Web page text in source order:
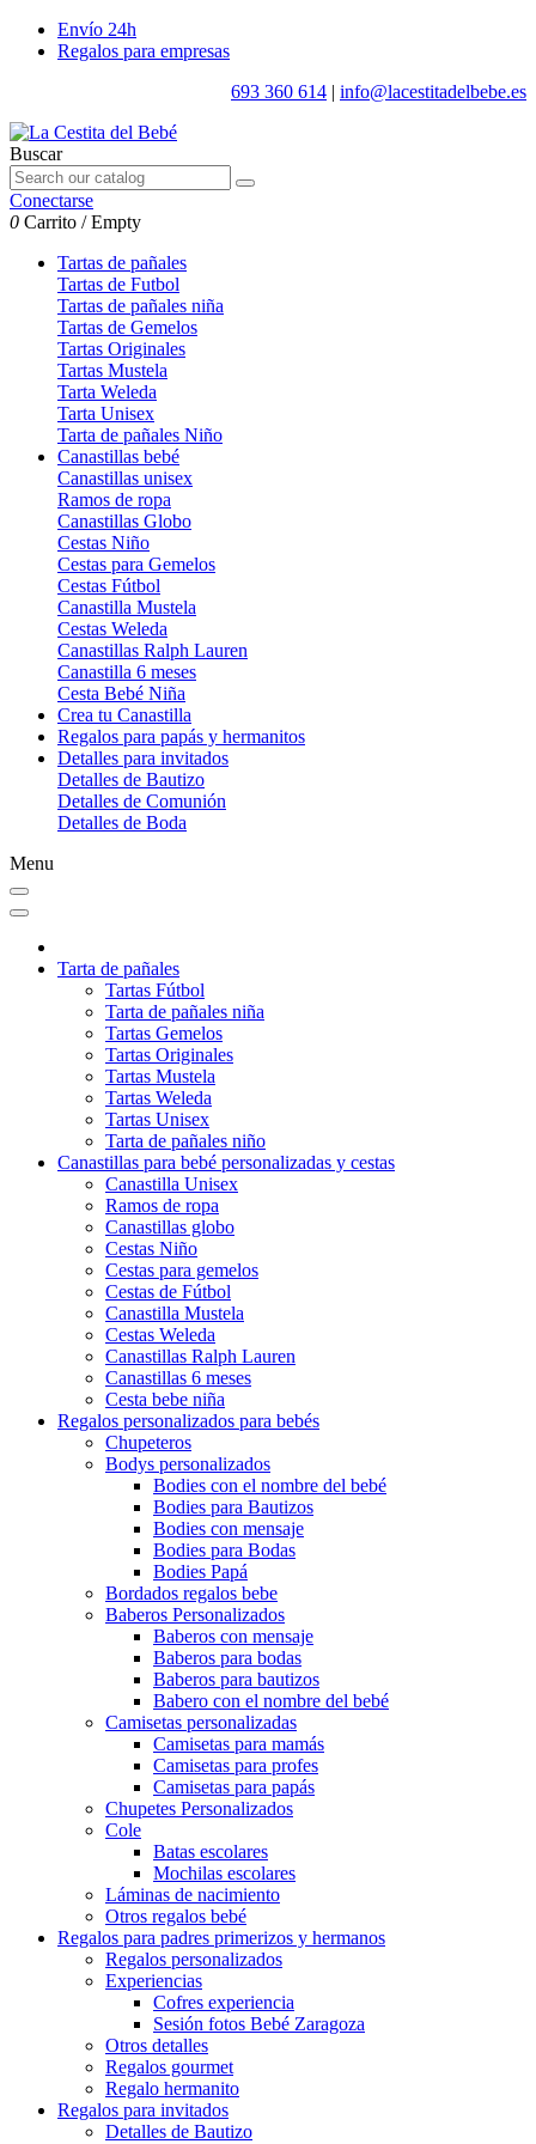
Envío 24h
Regalos para empresas
693 360 614 | info@lacestitadelbebe.es
Buscar
Conectarse
0 Carrito /Empty
Tartas de pañales
Tartas de Futbol
Tartas de pañales niña
Tartas de Gemelos
Tartas Originales
Tartas Mustela
Tarta Weleda
Tarta Unisex
Tarta de pañales Niño
Canastillas bebé
Canastillas unisex
Ramos de ropa
Canastillas Globo
Cestas Niño
Cestas para Gemelos
Cestas Fútbol
Canastilla Mustela
Cestas Weleda
Canastillas Ralph Lauren
Canastilla 6 meses
Cesta Bebé Niña
Crea tu Canastilla
Regalos para papás y hermanitos
Detalles para invitados
Detalles de Bautizo
Detalles de Comunión
Detalles de Boda
Menu
Tarta de pañales
Tartas Fútbol
Tarta de pañales niña
Tartas Gemelos
Tartas Originales
Tartas Mustela
Tartas Weleda
Tartas Unisex
Tarta de pañales niño
Canastillas para bebé personalizadas y cestas
Canastilla Unisex
Ramos de ropa
Canastillas globo
Cestas Niño
Cestas para gemelos
Cestas de Fútbol
Canastilla Mustela
Cestas Weleda
Canastillas Ralph Lauren
Canastillas 6 meses
Cesta bebe niña
Regalos personalizados para bebés
Chupeteros
Bodys personalizados
Bodies con el nombre del bebé
Bodies para Bautizos
Bodies con mensaje
Bodies para Bodas
Bodies Papá
Bordados regalos bebe
Baberos Personalizados
Baberos con mensaje
Baberos para bodas
Baberos para bautizos
Babero con el nombre del bebé
Camisetas personalizadas
Camisetas para mamás
Camisetas para profes
Camisetas para papás
Chupetes Personalizados
Cole
Batas escolares
Mochilas escolares
Láminas de nacimiento
Otros regalos bebé
Regalos para padres primerizos y hermanos
Regalos personalizados
Experiencias
Cofres experiencia
Sesión fotos Bebé Zaragoza
Otros detalles
Regalos gourmet
Regalo hermanito
Regalos para invitados
Detalles de Bautizo